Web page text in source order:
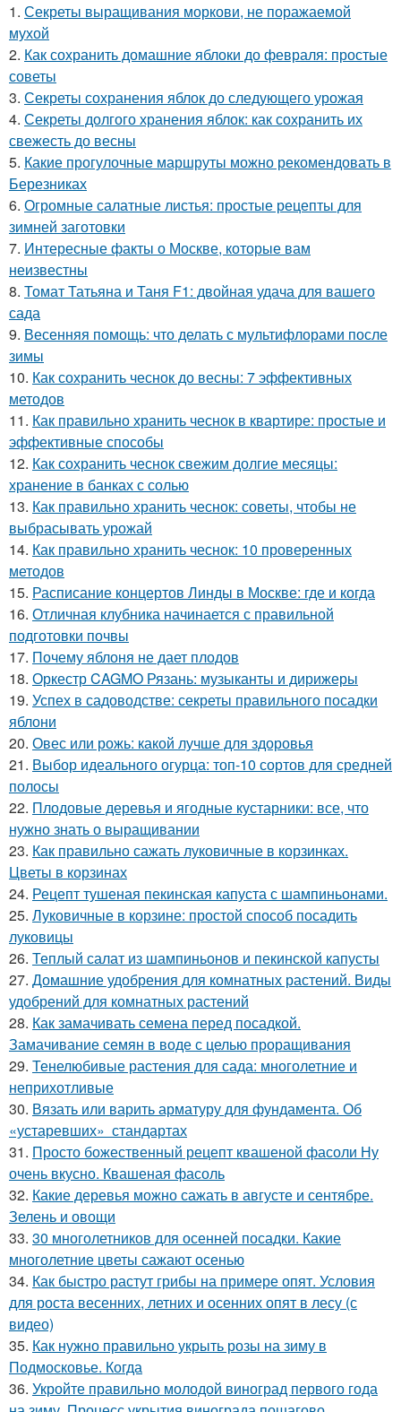
1. Секреты выращивания моркови, не поражаемой
мухой
2. Как сохранить домашние яблоки до февраля: простые
советы
3. Секреты сохранения яблок до следующего урожая
4. Секреты долгого хранения яблок: как сохранить их
свежесть до весны
5. Какие прогулочные маршруты можно рекомендовать в
Березниках
6. Огромные салатные листья: простые рецепты для
зимней заготовки
7. Интересные факты о Москве, которые вам
неизвестны
8. Томат Татьяна и Таня F1: двойная удача для вашего
сада
9. Весенняя помощь: что делать с мультифлорами после
зимы
10. Как сохранить чеснок до весны: 7 эффективных
методов
11. Как правильно хранить чеснок в квартире: простые и
эффективные способы
12. Как сохранить чеснок свежим долгие месяцы:
хранение в банках с солью
13. Как правильно хранить чеснок: советы, чтобы не
выбрасывать урожай
14. Как правильно хранить чеснок: 10 проверенных
методов
15. Расписание концертов Линды в Москве: где и когда
16. Отличная клубника начинается с правильной
подготовки почвы
17. Почему яблоня не дает плодов
18. Оркестр CAGMO Рязань: музыканты и дирижеры
19. Успех в садоводстве: секреты правильного посадки
яблони
20. Овес или рожь: какой лучше для здоровья
21. Выбор идеального огурца: топ-10 сортов для средней
полосы
22. Плодовые деревья и ягодные кустарники: все, что
нужно знать о выращивании
23. Как правильно сажать луковичные в корзинках.
Цветы в корзинах
24. Рецепт тушеная пекинская капуста с шампиньонами.
25. Луковичные в корзине: простой способ посадить
луковицы
26. Теплый салат из шампиньонов и пекинской капусты
27. Домашние удобрения для комнатных растений. Виды
удобрений для комнатных растений
28. Как замачивать семена перед посадкой.
Замачивание семян в воде с целью проращивания
29. Тенелюбивые растения для сада: многолетние и
неприхотливые
30. Вязать или варить арматуру для фундамента. Об
«устаревших» стандартах
31. Просто божественный рецепт квашеной фасоли Ну
очень вкусно. Квашеная фасоль
32. Какие деревья можно сажать в августе и сентябре.
Зелень и овощи
33. 30 многолетников для осенней посадки. Какие
многолетние цветы сажают осенью
34. Как быстро растут грибы на примере опят. Условия
для роста весенних, летних и осенних опят в лесу (с
видео)
35. Как нужно правильно укрыть розы на зиму в
Подмосковье. Когда
36. Укройте правильно молодой виноград первого года